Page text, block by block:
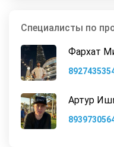
Специалисты по
Фархат
Артур